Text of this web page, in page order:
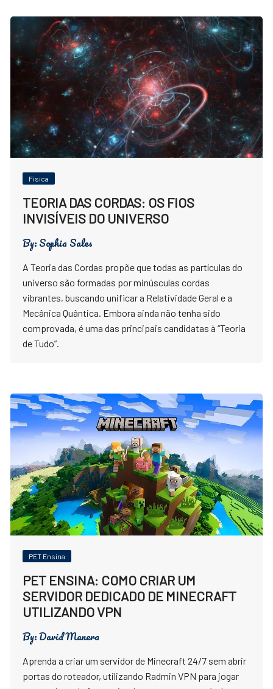
Física
TEORIA DAS CORDAS: OS FIOS
INVISÍVEIS DO UNIVERSO
By:Sophia Sales
A Teoria das Cordas propõe que todas as partículas do
universo são formadas por minúsculas cordas
vibrantes, buscando unificar a Relatividade Geral e a
Mecânica Quântica. Embora ainda não tenha sido
comprovada, é uma das principais candidatas à “Teoria
de Tudo”.
PET Ensina
PET ENSINA: COMO CRIAR UM
SERVIDOR DEDICADO DE MINECRAFT
UTILIZANDO VPN
By:David Manera
Aprenda a criar um servidor de Minecraft 24/7 sem abrir
portas do roteador, utilizando Radmin VPN para jogar